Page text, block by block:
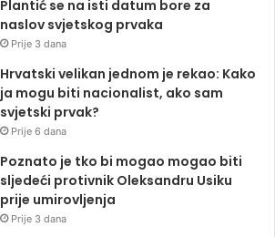
Plantić se na isti datum bore za
naslov svjetskog prvaka
Prije 3 dana
Hrvatski velikan jednom je rekao: Kako
ja mogu biti nacionalist, ako sam
svjetski prvak?
Prije 6 dana
Poznato je tko bi mogao mogao biti
sljedeći protivnik Oleksandru Usiku
prije umirovljenja
Prije 3 dana